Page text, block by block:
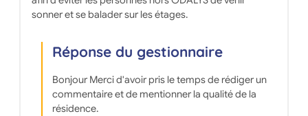
sonner et se balader sur les étages.
Réponse du gestionnaire
Bonjour Merci d'avoir pris le temps de rédiger un
commentaire et de mentionner la qualité de la
résidence.